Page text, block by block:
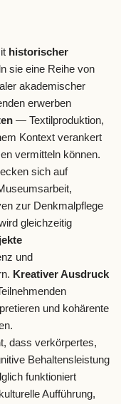
historischer
sie eine Reihe von
akademischer
erwerben
— Textilproduktion,
Kontext verankert
vermitteln können.
sich auf
zur Denkmalpflege
gleichzeitig
und
Kreativer Ausdruck
und kohärente
dass verkörpertes,
Behaltensleistung
funktioniert
Aufführung,